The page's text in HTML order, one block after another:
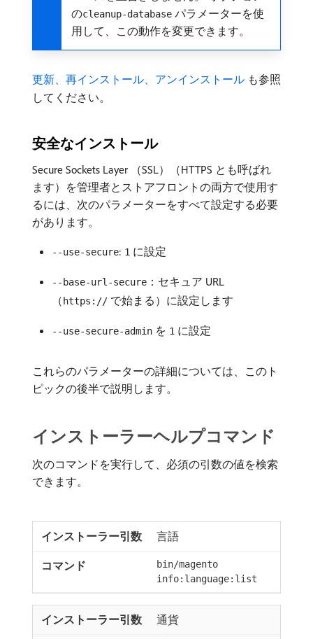
のcleanup-database パラメーターを使
用して、この動作を変更できます。
更新、再インストール、アンインストール ​ も参照
してください。
安全なインストール
Secure Sockets Layer （SSL）（HTTPS とも呼ばれ
ます）を管理者とストアフロントの両方で使用す
るには、次のパラメーターをすべて設定する必要
があります。
--use-secure: 1 に設定
--base-url-secure ：セキュア URL
（ https:// で始まる）に設定します
--use-secure-admin を 1 に設定
これらのパラメーターの詳細については、このト
ピックの後半で説明します。
インストーラーヘルプコマンド
次のコマンドを実行して、必須の引数の値を検索
できます。
言語
bin/magento
info:language:list
通貨